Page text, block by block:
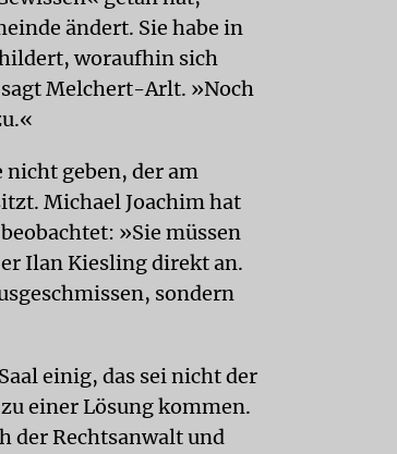
ändert. Sie habe in
woraufhin sich
Melchert-Arlt. »Noch
nicht geben, der am
Michael Joachim hat
»Sie müssen
Ilan Kiesling direkt an.
sondern
einig, das sei nicht der
einer Lösung kommen.
der Rechtsanwalt und